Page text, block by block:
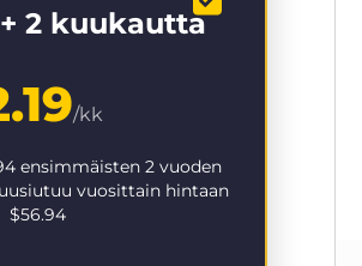
2 kuukautta
/kk
ensimmäisten 2 vuoden
vuosittain hintaan
$56.94